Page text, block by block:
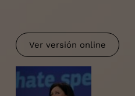
Ver versión online